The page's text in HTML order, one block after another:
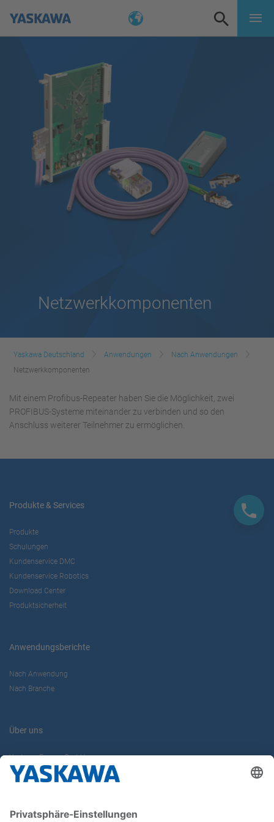
Netzwerkkomponenten
Yaskawa Deutschland Anwendungen
Nach Anwendungen
Netzwerkkomponenten
Mit einem Profibus-Repeater haben Sie die Möglichkeit, zwei
PROFIBUS-Systeme miteinander zu verbinden und so den
Anschluss weiterer Teilnehmer zu ermöglichen.
Produkte & Services
Produkte
Schulungen
Kundenservice DMC
Kundenservice Robotics
Download Center
Produktsicherheit
Anwendungsberichte
Nach Anwendung
Nach Branche
Über uns
Yaskawa Europe GmbH
Karriere
Newsletter